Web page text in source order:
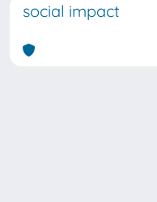
social impact